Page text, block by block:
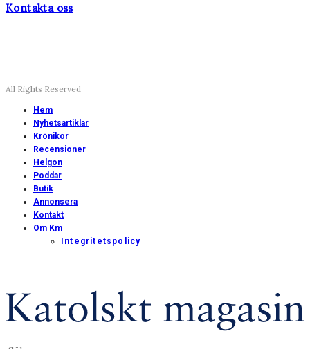
Kontakta oss
All Rights Reserved
Hem
Nyhetsartiklar
Krönikor
Recensioner
Helgon
Poddar
Butik
Annonsera
Kontakt
Om Km
Integritetspolicy